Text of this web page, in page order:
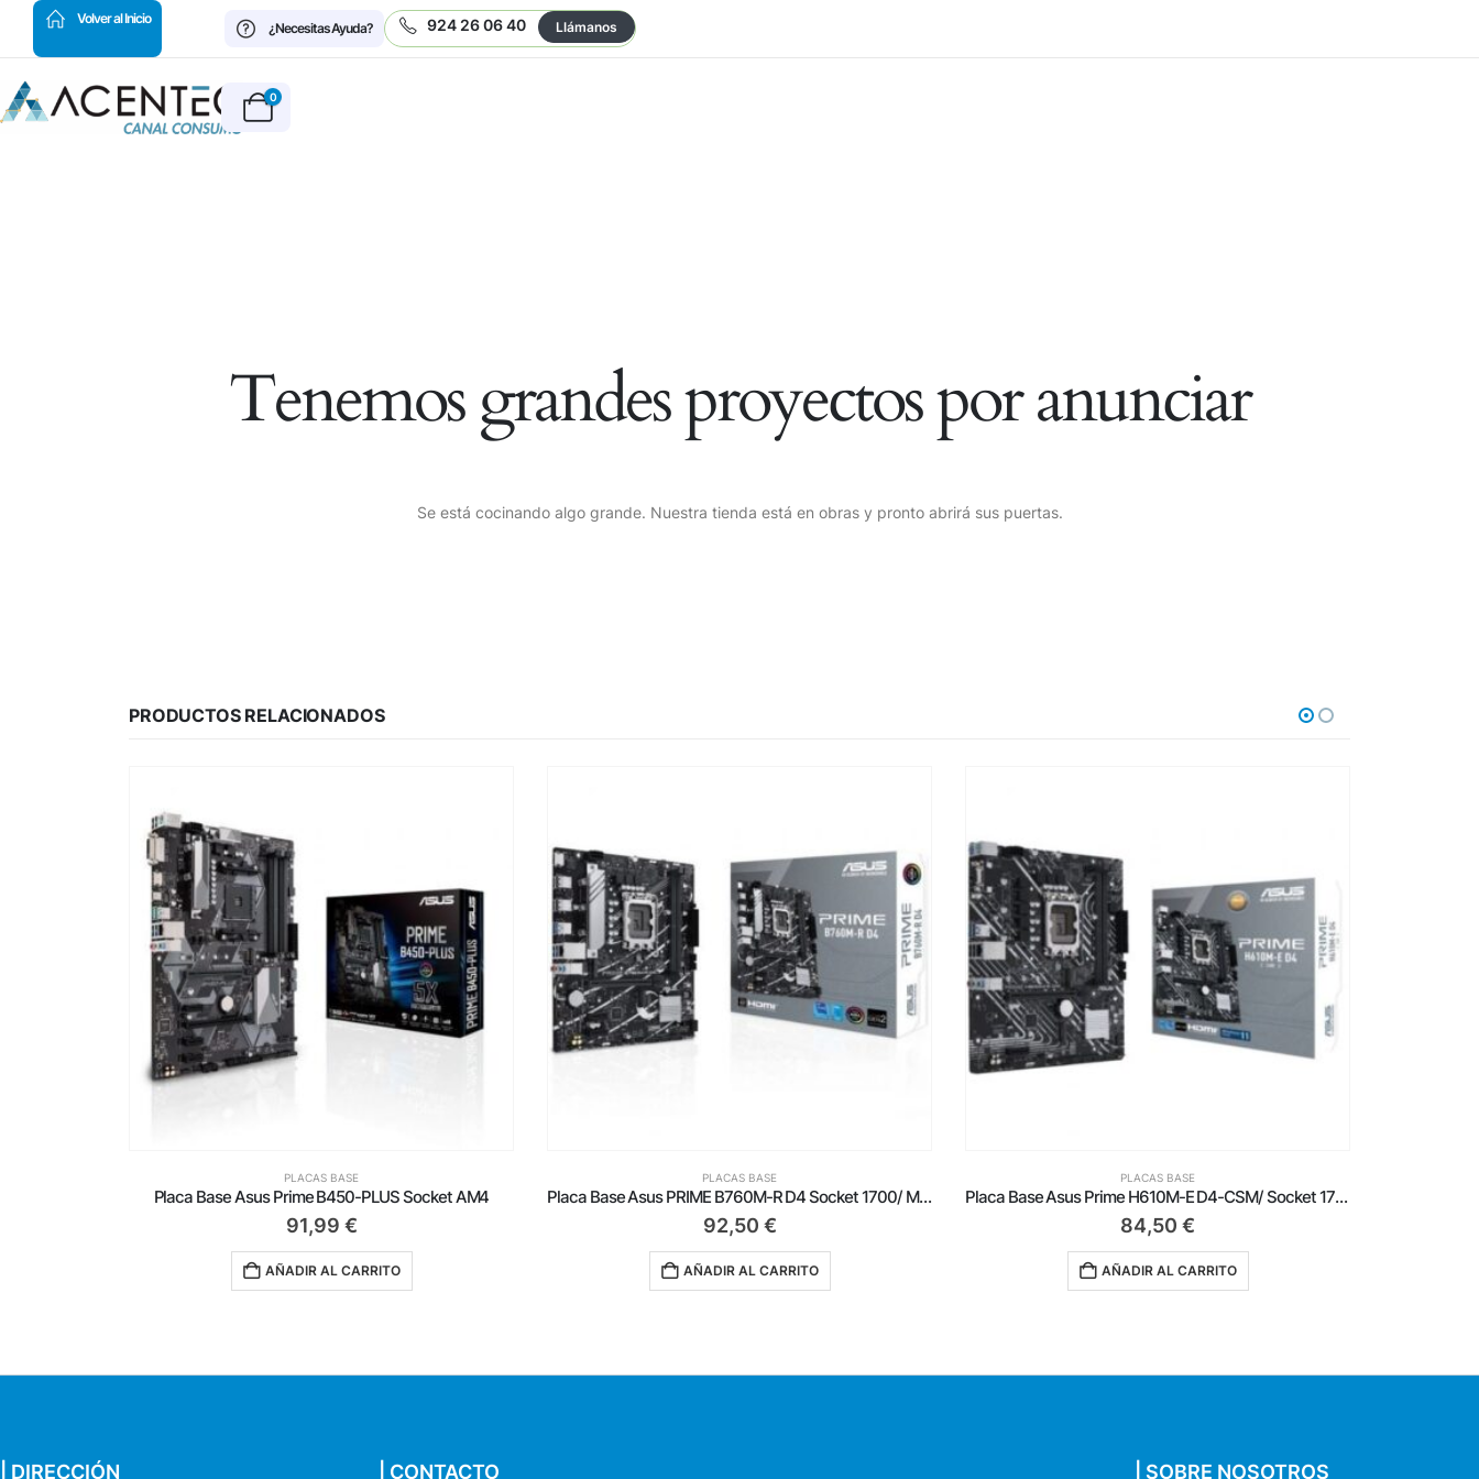
Volver al Inicio
¿Necesitas Ayuda?
924 26 06 40 Llámanos
0
Tenemos grandes proyectos por anunciar
Se está cocinando algo grande. Nuestra tienda está en obras y pronto abrirá sus puertas.
PRODUCTOS RELACIONADOS
PLACAS BASE
92,50€
AÑADIR AL CARRITO
PLACAS BASE
Placa Base Asus Prime H610M-E D4-CSM/ Socket 1700/ Micro ATX
84,50 €
AÑADIR AL CARRITO
PLACAS BASE
Placa Base Asus Prime B550M-A/CSM Socket AM4/ Micro ATX
99,00 €
AÑADIR AL CARRITO
| DIRECCIÓN | CONTACTO | SOBRE NOSOTROS